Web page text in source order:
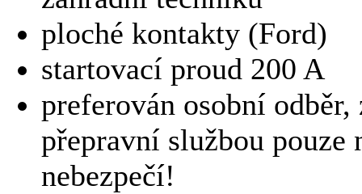
ploché kontakty (Ford)
startovací proud 200 A
preferován osobní odběr,
přepravní službou pouze
nebezpečí!